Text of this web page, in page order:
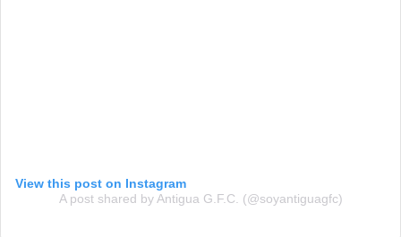
View this post on Instagram
A post shared by Antigua G.F.C. (@soyantiguagfc)